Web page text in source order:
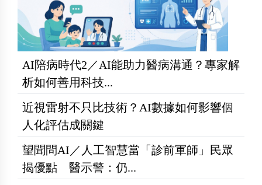
AI陪病時代2／AI能助力醫病溝通？專家解
析如何善用科技...
近視雷射不只比技術？AI數據如何影響個
人化評估成關鍵
望聞問AI／人工智慧當「診前軍師」民眾
揭優點 醫示警：仍...